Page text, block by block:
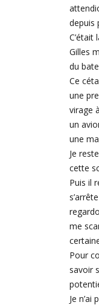
depuis
C’était
Gilles
du
Ce
une
virage
un
une
Je
cette
Puis il
me
Pour
savoir
Je n’ai